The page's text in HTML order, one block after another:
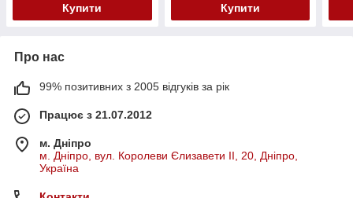
Купити Купити
Про нас
99% позитивних з 2005 відгуків за рік
Працює з 21.07.2012
м. Дніпро
м. Дніпро, вул. Королеви Єлизавети ІІ, 20, Дніпро,
Україна